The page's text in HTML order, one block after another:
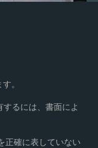
。
るには、書面によ
正確に表していない